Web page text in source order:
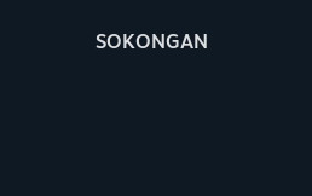
SOKONGAN